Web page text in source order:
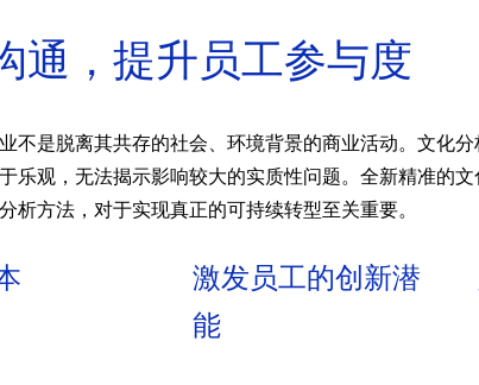
通，提升员工参与度
不是脱离其共存的社会、环境背景的商业活动。文化
乐观，无法揭示影响较大的实质性问题。全新精准的
方法，对于实现真正的可持续转型至关重要。
激发员工的创新潜
能